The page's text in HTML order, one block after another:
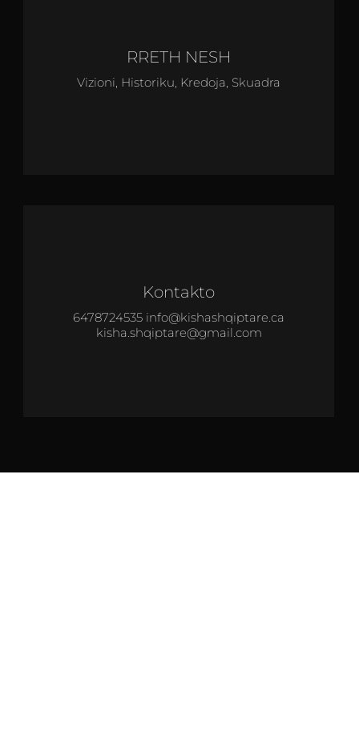
RRETH NESH
Vizioni, Historiku, Kredoja, Skuadra
Kontakto
6478724535 info@kishashqiptare.ca
kisha.shqiptare@gmail.com